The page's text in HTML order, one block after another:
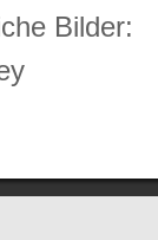
Bilder: